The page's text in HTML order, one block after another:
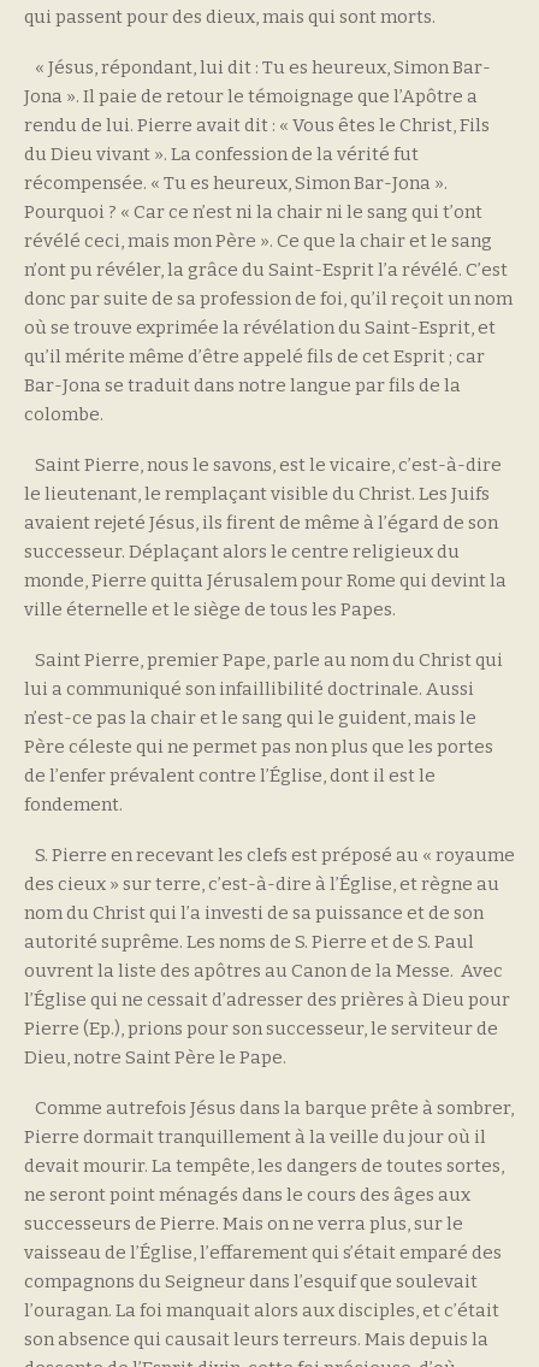
qui passent pour des dieux, mais qui sont morts.
« Jésus, répondant, lui dit : Tu es heureux, Simon Bar-
Jona ». Il paie de retour le témoignage que l’Apôtre a
rendu de lui. Pierre avait dit : « Vous êtes le Christ, Fils
du Dieu vivant ». La confession de la vérité fut
récompensée. « Tu es heureux, Simon Bar-Jona ».
Pourquoi ? « Car ce n’est ni la chair ni le sang qui t’ont
révélé ceci, mais mon Père ». Ce que la chair et le sang
n’ont pu révéler, la grâce du Saint-Esprit l’a révélé. C’est
donc par suite de sa profession de foi, qu’il reçoit un nom
où se trouve exprimée la révélation du Saint-Esprit, et
qu’il mérite même d’être appelé fils de cet Esprit ; car
Bar-Jona se traduit dans notre langue par fils de la
colombe.
Saint Pierre, nous le savons, est le vicaire, c’est-à-dire
le lieutenant, le remplaçant visible du Christ. Les Juifs
avaient rejeté Jésus, ils firent de même à l’égard de son
successeur. Déplaçant alors le centre religieux du
monde, Pierre quitta Jérusalem pour Rome qui devint la
ville éternelle et le siège de tous les Papes.
Saint Pierre, premier Pape, parle au nom du Christ qui
lui a communiqué son infaillibilité doctrinale. Aussi
n’est-ce pas la chair et le sang qui le guident, mais le
Père céleste qui ne permet pas non plus que les portes
de l’enfer prévalent contre l’Église, dont il est le
fondement.
S. Pierre en recevant les clefs est préposé au « royaume
des cieux » sur terre, c’est-à-dire à l’Église, et règne au
nom du Christ qui l’a investi de sa puissance et de son
autorité suprême. Les noms de S. Pierre et de S. Paul
ouvrent la liste des apôtres au Canon de la Messe. Avec
l’Église qui ne cessait d’adresser des prières à Dieu pour
Pierre (Ep.), prions pour son successeur, le serviteur de
Dieu, notre Saint Père le Pape.
Comme autrefois Jésus dans la barque prête à sombrer,
Pierre dormait tranquillement à la veille du jour où il
devait mourir. La tempête, les dangers de toutes sortes,
ne seront point ménagés dans le cours des âges aux
successeurs de Pierre. Mais on ne verra plus, sur le
vaisseau de l’Église, l’effarement qui s’était emparé des
compagnons du Seigneur dans l’esquif que soulevait
l’ouragan. La foi manquait alors aux disciples, et c’était
son absence qui causait leurs terreurs. Mais depuis la